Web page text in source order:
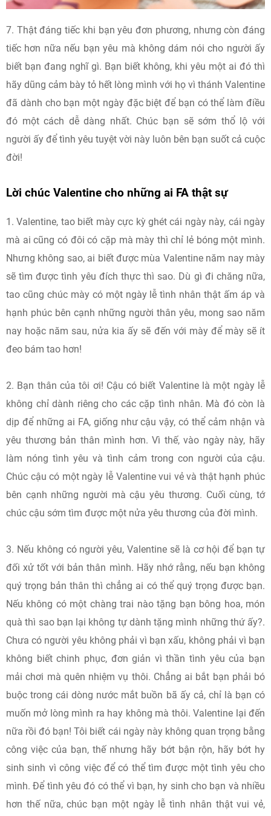
7. Thật đáng tiếc khi bạn yêu đơn phương, nhưng còn đáng
tiếc hơn nữa nếu bạn yêu mà không dám nói cho người ấy
biết bạn đang nghĩ gì. Bạn biết không, khi yêu một ai đó thì
hãy dũng cảm bày tỏ hết lòng mình với họ vì thánh Valentine
đã dành cho bạn một ngày đặc biệt để bạn có thể làm điều
đó một cách dễ dàng nhất. Chúc bạn sẽ sớm thổ lộ với
người ấy để tình yêu tuyệt vời này luôn bên bạn suốt cả cuộc
đời!
Lời chúc Valentine cho những ai FA thật sự
1. Valentine, tao biết mày cực kỳ ghét cái ngày này, cái ngày
mà ai cũng có đôi có cặp mà mày thì chỉ lẻ bóng một mình.
Nhưng không sao, ai biết được mùa Valentine năm nay mày
sẽ tìm được tình yêu đích thực thì sao. Dù gì đi chăng nữa,
tao cũng chúc mày có một ngày lễ tình nhân thật ấm áp và
hạnh phúc bên cạnh những người thân yêu, mong sao năm
nay hoặc năm sau, nửa kia ấy sẽ đến với mày để mày sẽ ít
đeo bám tao hơn!
2. Bạn thân của tôi ơi! Cậu có biết Valentine là một ngày lễ
không chỉ dành riêng cho các cặp tình nhân. Mà đó còn là
dịp để những ai FA, giống như cậu vậy, có thể cảm nhận và
yêu thương bản thân mình hơn. Vì thế, vào ngày này, hãy
làm nóng tình yêu và tình cảm trong con người của cậu.
Chúc cậu có một ngày lễ Valentine vui vẻ và thật hạnh phúc
bên cạnh những người mà cậu yêu thương. Cuối cùng, tớ
chúc cậu sớm tìm được một nửa yêu thương của đời mình.
3. Nếu không có người yêu, Valentine sẽ là cơ hội để bạn tự
đối xử tốt với bản thân mình. Hãy nhớ rằng, nếu bạn không
quý trọng bản thân thì chẳng ai có thể quý trọng được bạn.
Nếu không có một chàng trai nào tặng bạn bông hoa, món
quà thì sao bạn lại không tự dành tặng mình những thứ ấy?.
Chưa có người yêu không phải vì bạn xấu, không phải vì bạn
không biết chinh phục, đơn giản vì thần tình yêu của bạn
mải chơi mà quên nhiệm vụ thôi. Chẳng ai bắt bạn phải bó
buộc trong cái dòng nước mắt buồn bã ấy cả, chỉ là bạn có
muốn mở lòng mình ra hay không mà thôi. Valentine lại đến
nữa rồi đó bạn! Tôi biết cái ngày này không quan trọng bằng
công việc của bạn, thế nhưng hãy bớt bận rộn, hãy bớt hy
sinh sinh vì công việc để có thể tìm được một tình yêu cho
mình. Để tình yêu đó có thể vì bạn, hy sinh cho bạn và nhiều
hơn thế nữa, chúc bạn một ngày lễ tình nhân thật vui vẻ,